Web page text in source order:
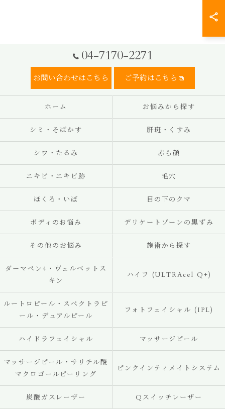
04-7170-2271
お問い合わせはこちら ご予約はこちら
ホーム お悩みから探す
シミ・そばかす 肝斑・くすみ
シワ・たるみ 赤ら顔
ニキビ・ニキビ跡 毛穴
ほくろ・いぼ 目の下のクマ
ボディのお悩み デリケートゾーンの黒ずみ
その他のお悩み 施術から探す
ダーマペン4・ヴェルベットス
キン
ハイフ (ULTRAcel Q+)
ルートロピール・スペクトラピ
ール・デュアルピール
フォトフェイシャル (IPL)
ハイドラフェイシャル マッサージピール
マッサージピール・サリチル酸
マクロゴールピーリング
ピンクインティメイトシステム
炭酸ガスレーザー Qスイッチレーザー